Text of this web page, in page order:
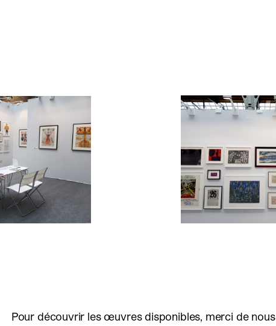
Pour découvrir les œuvres disponibles, merci de nous